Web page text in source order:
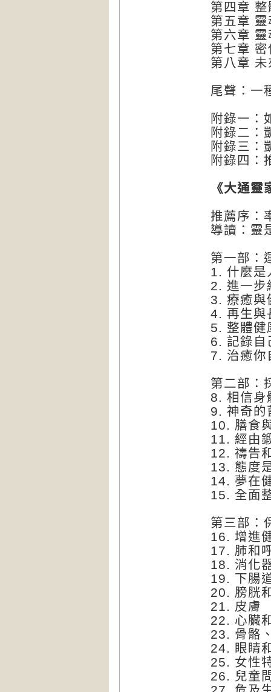
第四章 整
第五章
第六章
第七章
第八章
尾聲：一
附錄一：
附錄二：
附錄三：
附錄四：
《大通
推薦序：
導讀：靈
第一部：
1. 什麼是
2. 進一步
3. 療癒與
4. 再生與
5. 整體健
6. 記錄自
7. 治癒你
第二部：
8. 相信身
9. 神奇的
10. 膳食
11. 經由
12. 禱告
13. 態度
14. 夢在
15. 全面
第三部：
16. 增進
17. 肺和
18. 消化
19. 下腸
20. 膀胱
21. 皮膚
22. 心臟
23. 骨骼
24. 眼睛
25. 女性
26. 兒童